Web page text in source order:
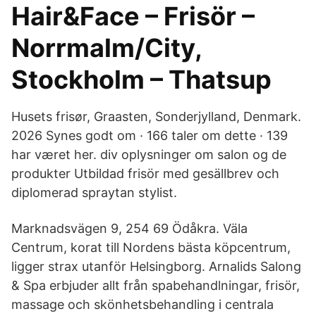
Hair&Face – Frisör –
Norrmalm/City,
Stockholm – Thatsup
Husets frisør, Graasten, Sonderjylland, Denmark.
2026 Synes godt om · 166 taler om dette · 139
har været her. div oplysninger om salon og de
produkter Utbildad frisör med gesällbrev och
diplomerad spraytan stylist.
Marknadsvägen 9, 254 69 Ödåkra. Väla
Centrum, korat till Nordens bästa köpcentrum,
ligger strax utanför Helsingborg. Arnalids Salong
& Spa erbjuder allt från spabehandlningar, frisör,
massage och skönhetsbehandling i centrala